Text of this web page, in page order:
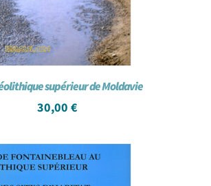
supérieur de Moldavie
30,00 €